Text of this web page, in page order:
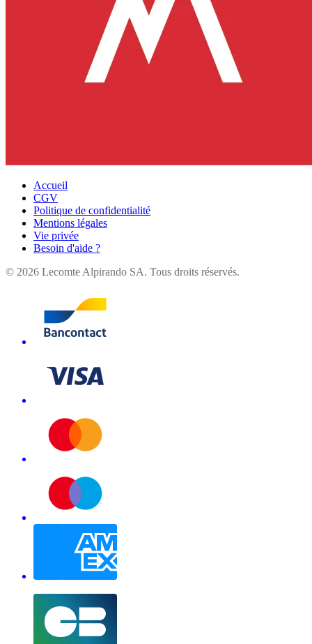
Accueil
CGV
Politique de confidentialité
Mentions légales
Vie privée
Besoin d'aide ?
© 2026 Lecomte Alpirando SA. Tous droits réservés.